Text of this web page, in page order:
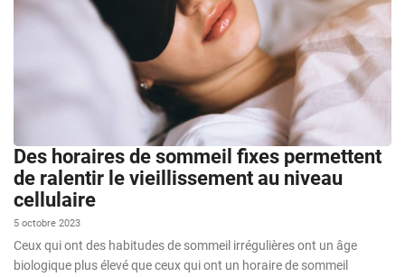
Des horaires de sommeil fixes permettent
de ralentir le vieillissement au niveau
cellulaire
5 octobre 2023
Ceux qui ont des habitudes de sommeil irrégulières ont un âge
biologique plus élevé que ceux qui ont un horaire de sommeil